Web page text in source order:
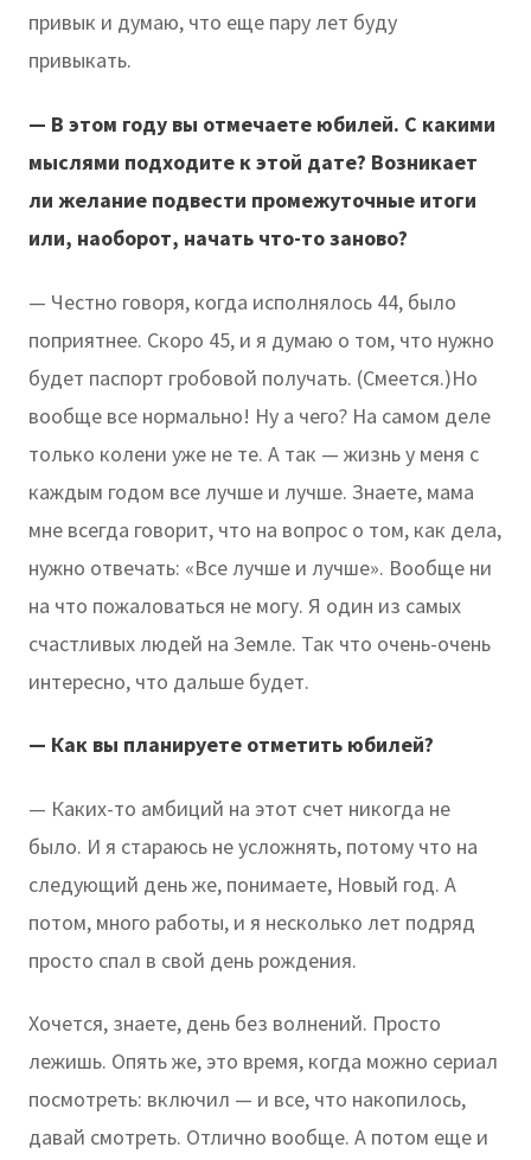
привык и думаю, что еще пару лет буду
привыкать.
— В этом году вы отмечаете юбилей. С какими
мыслями подходите к этой дате? Возникает
ли желание подвести промежуточные итоги
или, наоборот, начать что-то заново?
— Честно говоря, когда исполнялось 44, было
поприятнее. Скоро 45, и я думаю о том, что нужно
будет паспорт гробовой получать. (Смеется.)Но
вообще все нормально! Ну а чего? На самом деле
только колени уже не те. А так — жизнь у меня с
каждым годом все лучше и лучше. Знаете, мама
мне всегда говорит, что на вопрос о том, как дела,
нужно отвечать: «Все лучше и лучше». Вообще ни
на что пожаловаться не могу. Я один из самых
счастливых людей на Земле. Так что очень-очень
интересно, что дальше будет.
— Как вы планируете отметить юбилей?
— Каких-то амбиций на этот счет никогда не
было. И я стараюсь не усложнять, потому что на
следующий день же, понимаете, Новый год. А
потом, много работы, и я несколько лет подряд
просто спал в свой день рождения.
Хочется, знаете, день без волнений. Просто
лежишь. Опять же, это время, когда можно сериал
посмотреть: включил — и все, что накопилось,
давай смотреть. Отлично вообще. А потом еще и